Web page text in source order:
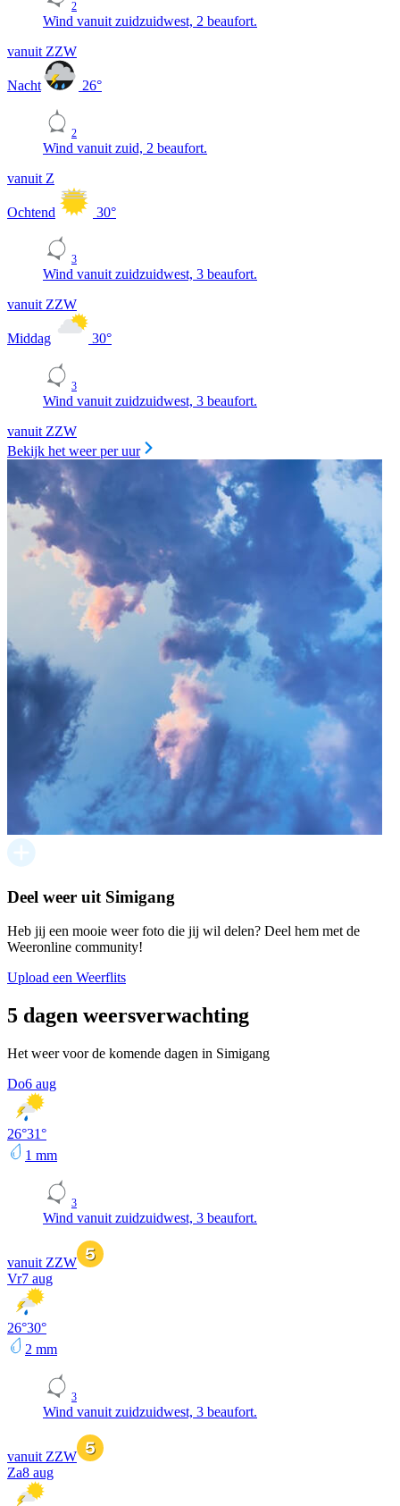
2
Wind vanuit zuidzuidwest, 2 beaufort.
vanuit ZZW
Nacht 26°
2
Wind vanuit zuid, 2 beaufort.
vanuit Z
Ochtend 30°
3
Wind vanuit zuidzuidwest, 3 beaufort.
vanuit ZZW
Middag 30°
3
Wind vanuit zuidzuidwest, 3 beaufort.
vanuit ZZW
Bekijk het weer per uur
Deel weer uit Simigang
Heb jij een mooie weer foto die jij wil delen? Deel hem met de
Weeronline community!
Upload een Weerflits
5 dagen weersverwachting
Het weer voor de komende dagen in Simigang
Do6 aug
26°31°
1 mm
3
Wind vanuit zuidzuidwest, 3 beaufort.
vanuit ZZW
Vr7 aug
26°30°
2 mm
3
Wind vanuit zuidzuidwest, 3 beaufort.
vanuit ZZW
Za8 aug